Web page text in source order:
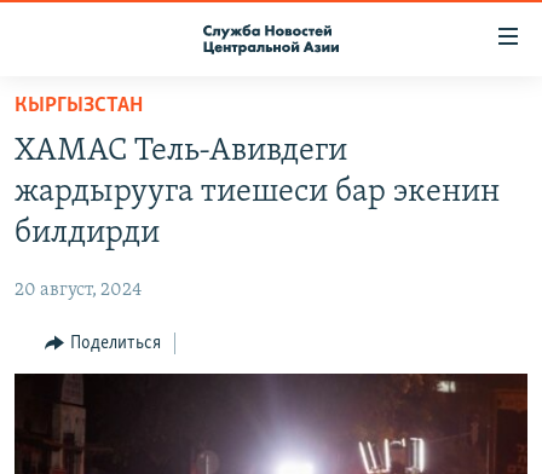
Вернуться
основному
содержанию
Вернутся
главной
навигации
Вернутся
поиску
КОНТАКТЫ
НАСТОЯЩЕЕ ВРЕМЯ
МИГРАНТ МЕДИА
КЫРГЫЗСТАН
ХАМАС Тель-Авивдеги
жардырууга тиешеси бар экенин
билдирди
20 август, 2024
Поделиться